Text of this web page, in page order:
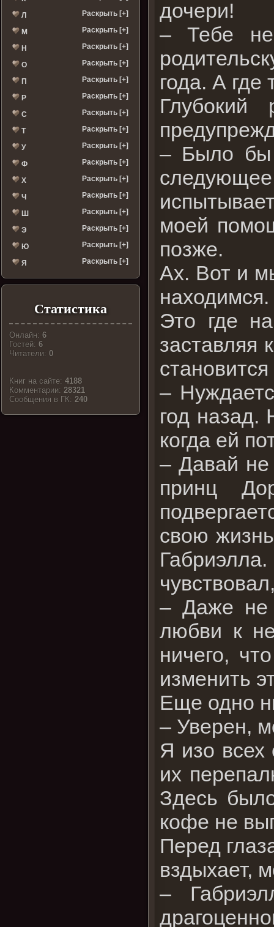
Л Раскрыть [+]
М Раскрыть [+]
Н Раскрыть [+]
О Раскрыть [+]
П Раскрыть [+]
Р Раскрыть [+]
С Раскрыть [+]
Т Раскрыть [+]
У Раскрыть [+]
Ф Раскрыть [+]
Х Раскрыть [+]
Ч Раскрыть [+]
Ш Раскрыть [+]
Э Раскрыть [+]
Ю Раскрыть [+]
Я Раскрыть [+]
Статистика
Онлайн:6
Гостей:6
Читатели:0
Книг на сайте:4188
Комментарии:28321
Cообщения в ГК:240
дочери!
– Тебе не
года. А где
Глубокий
– Было бы
моей
позже.
Ах. Вот и
Это где
заставляя
–
год
когда ей
– Давай не
принц
свою
– Даже не
любви к
ничего,
изменить
Еще одно
– Уверен,
Я изо всех
их
Здесь
кофе не
Перед
вздыхает,
–